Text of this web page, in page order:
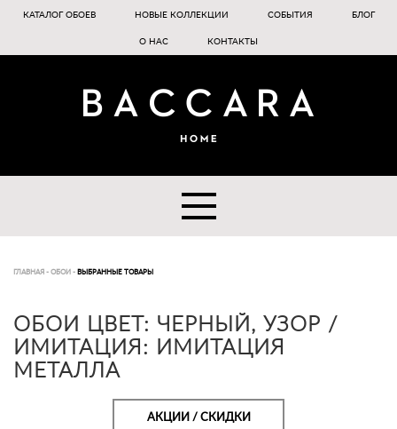
КАТАЛОГ ОБОЕВ НОВЫЕ КОЛЛЕКЦИИ СОБЫТИЯ БЛОГ
О НАС КОНТАКТЫ
ГЛАВНАЯ - ОБОИ - ВЫБРАННЫЕ ТОВАРЫ
ОБОИ ЦВЕТ: ЧЕРНЫЙ, УЗОР /
ИМИТАЦИЯ: ИМИТАЦИЯ
МЕТАЛЛА
АКЦИИ / СКИДКИ